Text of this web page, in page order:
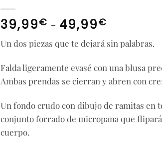
39,99€ - 49,99€Rango
precios:
39,99€
hasta
Un dos piezas que te dejará sin palabras.
Falda ligeramente evasé con una blusa
Ambas prendas se cierran y abren con
Un fondo crudo con dibujo de ramitas en
conjunto forrado de micropana que
cuerpo.